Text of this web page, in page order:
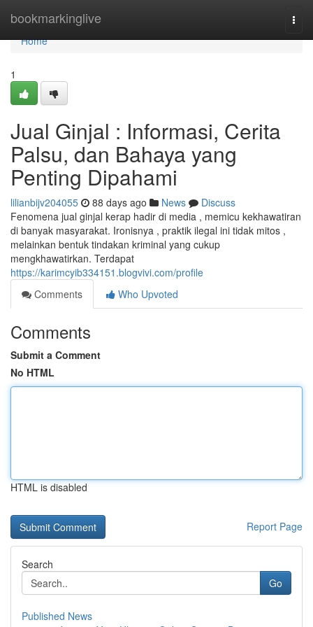
bookmarkinglive
Home
Home
1
Jual Ginjal : Informasi, Cerita
Palsu, dan Bahaya yang
Penting Dipahami
lilianbijv204055 88 days ago News
Discuss
Fenomena jual ginjal kerap hadir di media , memicu kekhawatiran
di banyak masyarakat. Ironisnya , praktik ilegal ini tidak mitos ,
melainkan bentuk tindakan kriminal yang cukup
mengkhawatirkan. Terdapat
https://karimcyib334151.blogvivi.com/profile
Comments
Who Upvoted
Comments
Submit a Comment
No HTML
HTML is disabled
Report Page
Search
Go
Published News